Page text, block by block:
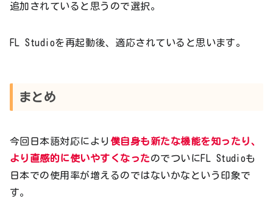
追加されていると思うので選択。
FL Studioを再起動後、適応されていると思います。
まとめ
今回日本語対応により 僕自身も新たな機能を知ったり、
より直感的に使いやすくなったのでついにFL Studioも
日本での使用率が増えるのではないかなという印象で
す。